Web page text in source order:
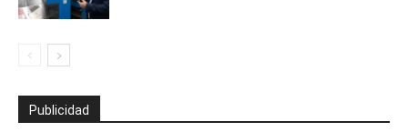
Publicidad